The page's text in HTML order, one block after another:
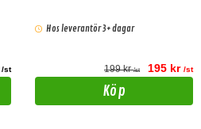
/st
Hos leverantör 3+ dagar
199 kr/st 195 kr /st
Köp